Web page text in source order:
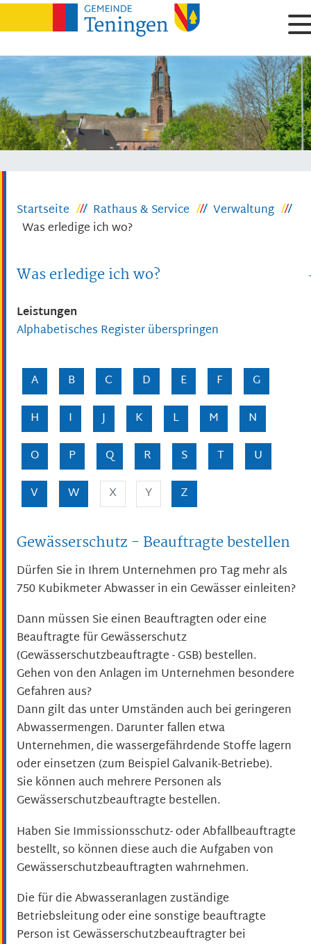
Startseite Rathaus & Service
Verwaltung
Was erledige ich wo?
Was erledige ich wo?
Leistungen
Alphabetisches Register überspringen
A B C D E F
G
H
I J K L M
N
O
P Q R S T
U
V
W X Y Z
Gewässerschutz - Beauftragte bestellen
Dürfen Sie in Ihrem Unternehmen pro Tag mehr als
750 Kubikmeter Abwasser in ein Gewässer einleiten?
Dann müssen Sie einen Beauftragten oder eine
Beauftragte für Gewässerschutz
(Gewässerschutzbeauftragte - GSB) bestellen.
Gehen von den Anlagen im Unternehmen besondere
Gefahren aus?
Dann gilt das unter Umständen auch bei geringeren
Abwassermengen. Darunter fallen etwa
Unternehmen, die wassergefährdende Stoffe lagern
oder einsetzen (zum Beispiel Galvanik-Betriebe).
Sie können auch mehrere Personen als
Gewässerschutzbeauftragte bestellen.
Haben Sie Immissionsschutz- oder Abfallbeauftragte
bestellt, so können diese auch die Aufgaben von
Gewässerschutzbeauftragten wahrnehmen.
Die für die Abwasseranlagen zuständige
Betriebsleitung oder eine sonstige beauftragte
Person ist Gewässerschutzbeauftragter bei